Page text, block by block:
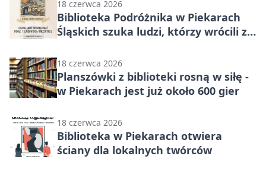
18 czerwca 2026
Biblioteka Podróżnika w Piekarach
Śląskich szuka ludzi, którzy wrócili z
18 czerwca 2026
Planszówki z biblioteki rosną w siłę -
w Piekarach jest już około 600 gier
18 czerwca 2026
Biblioteka w Piekarach otwiera
ściany dla lokalnych twórców